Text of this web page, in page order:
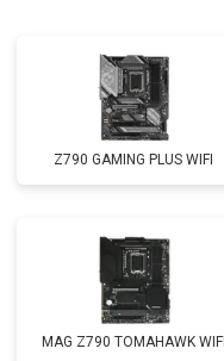
Z790 GAMING PLUS WIFI
MAG Z790 TOMAHAWK WIFI